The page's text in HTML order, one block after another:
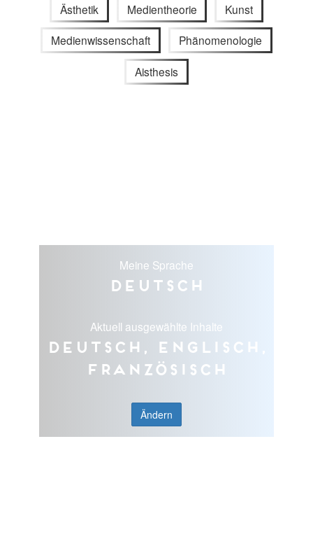
Ästhetik Medientheorie Kunst
Medienwissenschaft Phänomenologie
Aisthesis
Meine Sprache
Deutsch
Aktuell ausgewählte Inhalte
Deutsch, Englisch,
Französisch
Ändern